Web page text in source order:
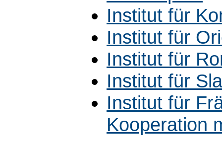
Institut für
Institut für
Institut für
Institut für
Institut für
Kooperation